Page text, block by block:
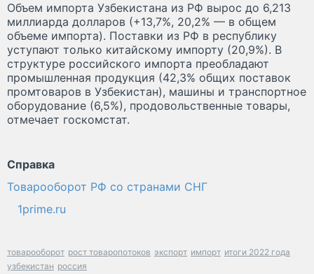
Объем импорта Узбекистана из РФ вырос до 6,213
миллиарда долларов (+13,7%, 20,2% — в общем
объеме импорта). Поставки из РФ в республику
уступают только китайскому импорту (20,9%). В
структуре российского импорта преобладают
промышленная продукция (42,3% общих поставок
промтоваров в Узбекистан), машины и транспортное
оборудование (6,5%), продовольственные товары,
отмечает госкомстат.
Справка
Товарооборот РФ со странами СНГ
1prime.ru
товарооборот рост товаропотоков экспорт импорт итоги 2022 года
узбекистан россия